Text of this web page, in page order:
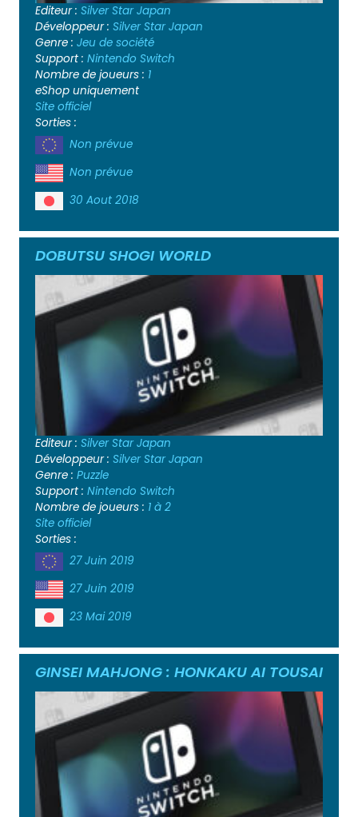
Editeur : Silver Star Japan
Développeur : Silver Star Japan
Genre : Jeu de société
Support : Nintendo Switch
Nombre de joueurs : 1
eShop uniquement
Site officiel
Sorties :
Non prévue
Non prévue
30 Aout 2018
DOBUTSU SHOGI WORLD
Editeur : Silver Star Japan
Développeur : Silver Star Japan
Genre : Puzzle
Support : Nintendo Switch
Nombre de joueurs : 1 à 2
Site officiel
Sorties :
27 Juin 2019
27 Juin 2019
23 Mai 2019
GINSEI MAHJONG : HONKAKU AI TOUSAI